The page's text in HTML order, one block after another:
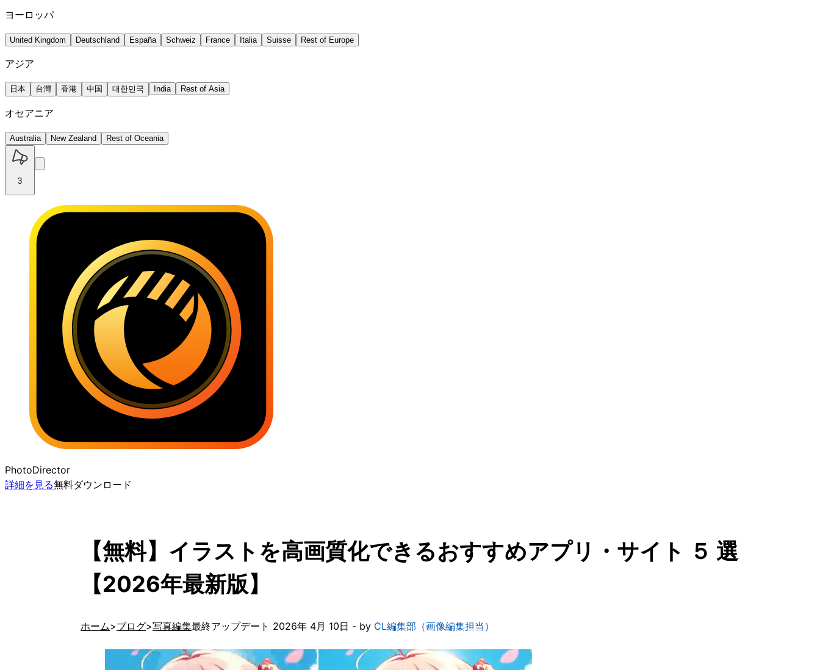
ヨーロッパ
United Kingdom Deutschland España Schweiz France Italia Suisse Rest of Europe
アジア
日本 台灣 香港 中国 대한민국 India Rest of Asia
オセアニア
Australia New Zealand Rest of Oceania
3
PhotoDirector
詳細を見る無料ダウンロード
【無料】イラストを高画質化できるおすすめアプリ・サイト ５ 選
【2026年最新版】
ホーム ブログ 写真編集最終アップデート 2026年 4月 10日 - by CL編集部（画像編集担当）